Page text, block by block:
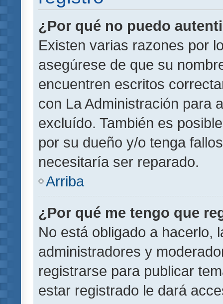
¿Por qué no puedo
Existen varias razones por
asegúrese de que su
encuentren escritos
con La Administración para
excluído. También es
por su dueño y/o tenga
necesitaría ser reparado.
Arriba
¿Por qué me tengo que
No está obligado a hacerlo,
administradores y
registrarse para publicar
estar registrado le dará